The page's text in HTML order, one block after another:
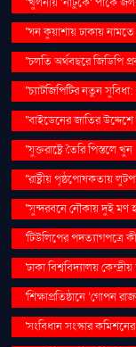
''ঘন কুয়াশায় ঢাকায়
''চলতি অর্থবছরে জিডিপি
''চ্যাটজিপিটির নতুন
''বাইডেনের জাতির
''যুক্তরাষ্ট্রে তৈরি পিস্তলে খুন
''রাষ্ট্রীয় পৃষ্ঠপোষকতায়
''সুন্দরবনে নৌকায় দুই মণ
'টিউলিপের পদত্যাগপত্রে
'ঢাকা বিশ্ববিদ্যালয়
'শিক্ষাপ্রতিষ্ঠানে ‘গোপন
'সংবিধান সংস্কার